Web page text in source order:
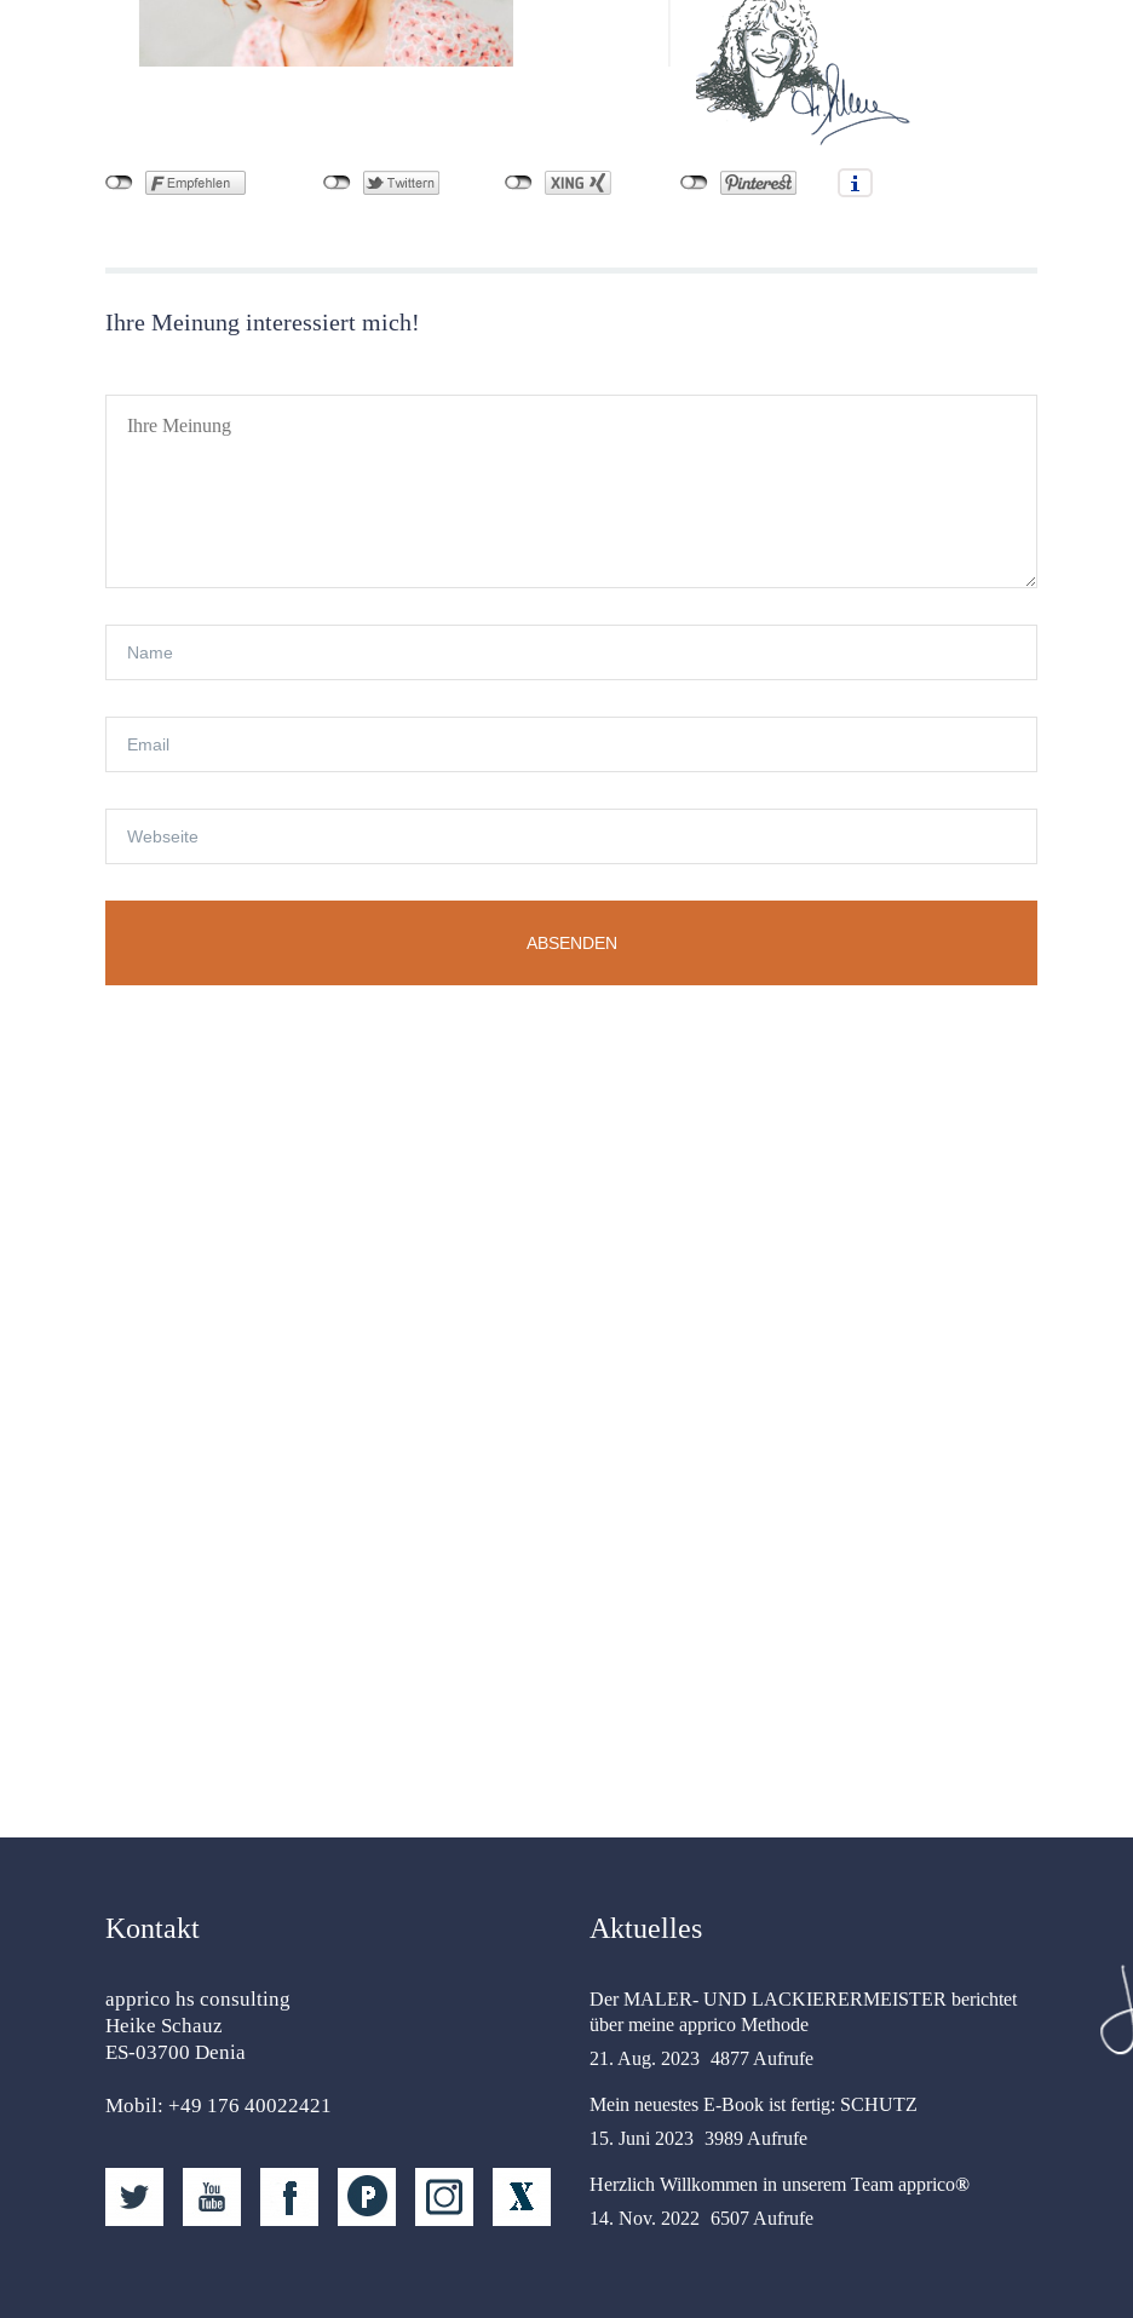
Ihre Meinung interessiert mich!
Kontakt
apprico hs consulting
Heike Schauz
ES-03700 Denia
Mobil: +49 176 40022421
Aktuelles
Der MALER- UND LACKIERERMEISTER berichtet
über meine apprico Methode
21. Aug. 2023 4877 Aufrufe
Mein neuestes E-Book ist fertig: SCHUTZ
15. Juni 2023 3989 Aufrufe
Herzlich Willkommen in unserem Team apprico®
14. Nov. 2022 6507 Aufrufe